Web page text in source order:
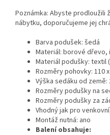
Poznámka: Abyste prodloužili
nábytku, doporučujeme jej
Barva podušek: šedá
Materiál: borové dřevo,
Materiál podušky: textil
Rozměry pohovky: 110 x
Výška sedáku od země:
Rozměry podušky na
Rozměry podušky za
Vhodný jak pro
Montáž nutná: ano
Balení obsahuje: